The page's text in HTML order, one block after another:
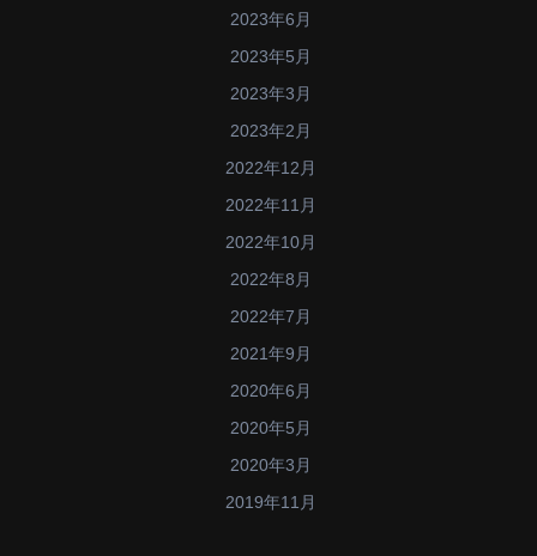
2023年6月
2023年5月
2023年3月
2023年2月
2022年12月
2022年11月
2022年10月
2022年8月
2022年7月
2021年9月
2020年6月
2020年5月
2020年3月
2019年11月